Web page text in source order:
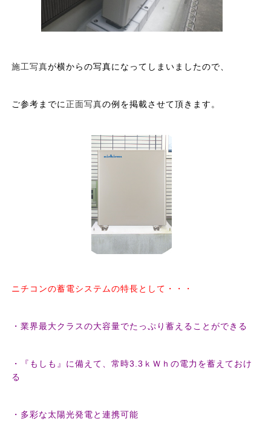
施工写真が横からの写真になってしまいましたので、
ご参考までに正面写真の例を掲載させて頂きます。
ニチコンの蓄電システムの特長として・・・
・業界最大クラスの大容量でたっぷり蓄えることができる
・『もしも』に備えて、常時3.3ｋＷｈの電力を蓄えておけ
る
・多彩な太陽光発電と連携可能